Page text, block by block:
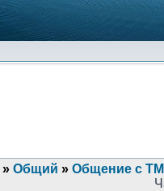
» Общий » Общение с